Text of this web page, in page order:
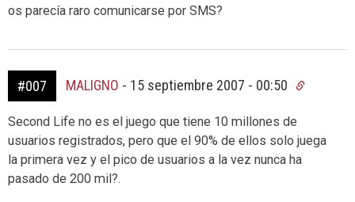
os parecía raro comunicarse por SMS?
#007 MALIGNO - 15 septiembre 2007 - 00:50
Second Life no es el juego que tiene 10 millones de
usuarios registrados, pero que el 90% de ellos solo juega
la primera vez y el pico de usuarios a la vez nunca ha
pasado de 200 mil?.